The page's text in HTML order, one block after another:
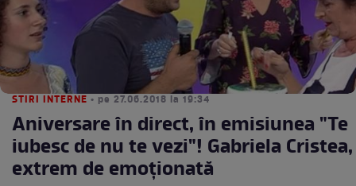
STIRI INTERNE • pe 27.06.2018 la 19:34
Aniversare în direct, în emisiunea "Te
iubesc de nu te vezi"! Gabriela Cristea,
extrem de emoţionată